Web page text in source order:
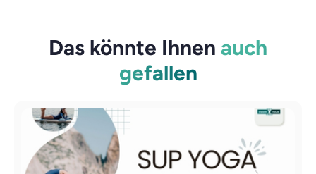
Das könnte Ihnen auch
gefallen